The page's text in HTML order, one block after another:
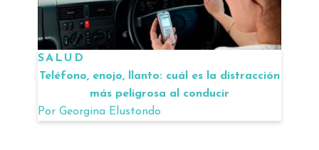
SALUD
Teléfono, enojo, llanto: cuál es la distracción
más peligrosa al conducir
Por Georgina Elustondo